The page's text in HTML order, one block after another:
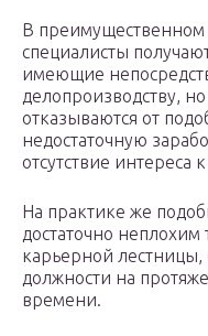
В преимущественном
специалисты
имеющие
делопроизводству,
отказываются от
недостаточную
отсутствие интереса
На практике же
достаточно неплохим
карьерной лестницы,
должности на
времени.